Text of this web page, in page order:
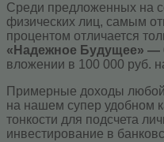
Среди предложенных на
физических лиц, самым
процентом отличается
«Надежное Будущее» —
вложении в 100 000 руб.
Примерные доходы
на нашем супер удобном
тонкости для подсчета
инвестирование в